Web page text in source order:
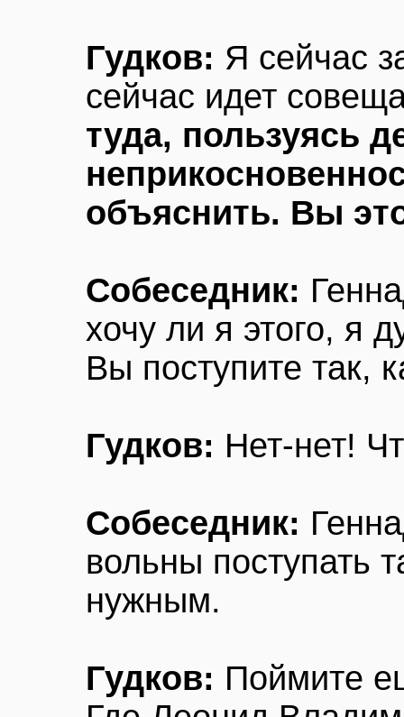
Гудков: Я сейчас
сейчас идет
туда, пользуясь
объяснить. Вы
Собеседник:
хочу ли я этого, я
Вы поступите так,
Гудков: Нет-нет!
Собеседник:
вольны поступать
нужным.
Гудков: Поймите